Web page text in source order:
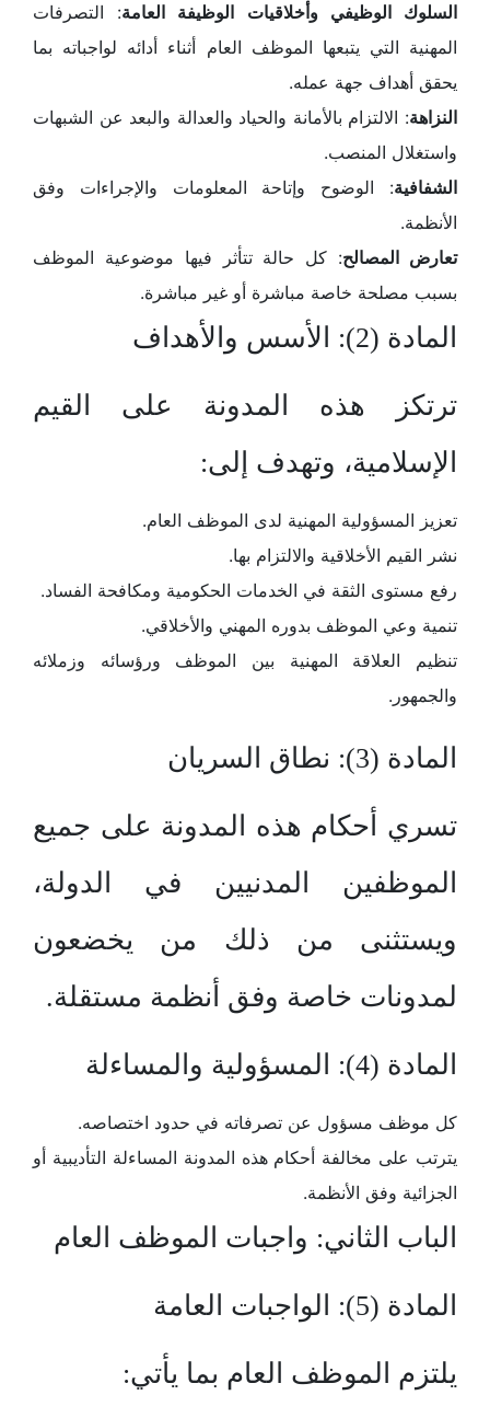
السلوك الوظيفي وأخلاقيات الوظيفة العامة: التصرفات
المهنية التي يتبعها الموظف العام أثناء أدائه لواجباته بما
يحقق أهداف جهة عمله.
النزاهة: الالتزام بالأمانة والحياد والعدالة والبعد عن الشبهات
واستغلال المنصب.
الشفافية: الوضوح وإتاحة المعلومات والإجراءات وفق
الأنظمة.
تعارض المصالح: كل حالة تتأثر فيها موضوعية الموظف
بسبب مصلحة خاصة مباشرة أو غير مباشرة.
المادة (2): الأسس والأهداف
ترتكز هذه المدونة على القيم
الإسلامية، وتهدف إلى:
تعزيز المسؤولية المهنية لدى الموظف العام.
نشر القيم الأخلاقية والالتزام بها.
رفع مستوى الثقة في الخدمات الحكومية ومكافحة الفساد.
تنمية وعي الموظف بدوره المهني والأخلاقي.
تنظيم العلاقة المهنية بين الموظف ورؤسائه وزملائه
والجمهور.
المادة (3): نطاق السريان
تسري أحكام هذه المدونة على جميع
الموظفين المدنيين في الدولة،
ويستثنى من ذلك من يخضعون
لمدونات خاصة وفق أنظمة مستقلة.
المادة (4): المسؤولية والمساءلة
كل موظف مسؤول عن تصرفاته في حدود اختصاصه.
يترتب على مخالفة أحكام هذه المدونة المساءلة التأديبية أو
الجزائية وفق الأنظمة.
الباب الثاني: واجبات الموظف العام
المادة (5): الواجبات العامة
يلتزم الموظف العام بما يأتي: